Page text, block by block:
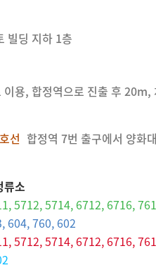
빌딩 지하 1층
이용, 합정역으로 진출 후
선 합정역 7번 출구에서 양화
류소
5712, 5714, 6712, 6716,
604, 760, 602
5712, 5714, 6712, 6716,